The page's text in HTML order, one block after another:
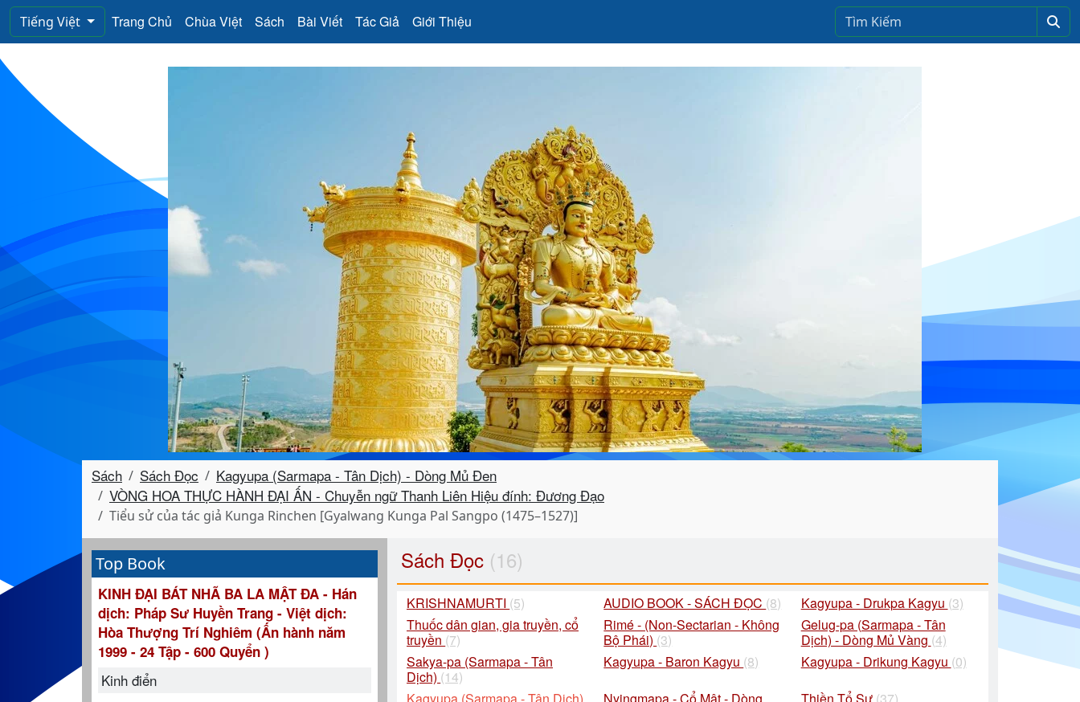
Tiếng Việt Trang Chủ Chùa Việt Sách Bài Viết Tác Giả Giới Thiệu
Sách Sách Đọc
Kagyupa (Sarmapa - Tân Dịch) - Dòng Mủ Đen
VÒNG HOA THỰC HÀNH ĐẠI ẤN - Chuyễn ngữ Thanh Liên Hiệu đính: Đương Đạo
Tiểu sử của tác giả Kunga Rinchen [Gyalwang Kunga Pal Sangpo (1475–1527)]
Top Book
KINH ĐẠI BÁT NHÃ BA LA MẬT ĐA - Hán
dịch: Pháp Sư Huyền Trang - Việt dịch:
Hòa Thượng Trí Nghiêm (Ấn hành năm
1999 - 24 Tập - 600 Quyển )
Kinh điển
Sách Đọc (16)
KRISHNAMURTI (5) AUDIO BOOK - SÁCH ĐỌC (8) Kagyupa - Drukpa Kagyu (3)
Thuốc dân gian, gia truyền, cổ
truyền (7)
Rimé - (Non-Sectarian - Không
Bộ Phái) (3)
Gelug-pa (Sarmapa - Tân
Dịch) - Dòng Mủ Vàng (4)
Sakya-pa (Sarmapa - Tân
Dịch) (14)
Kagyupa - Baron Kagyu (8) Kagyupa - Drikung Kagyu (0)